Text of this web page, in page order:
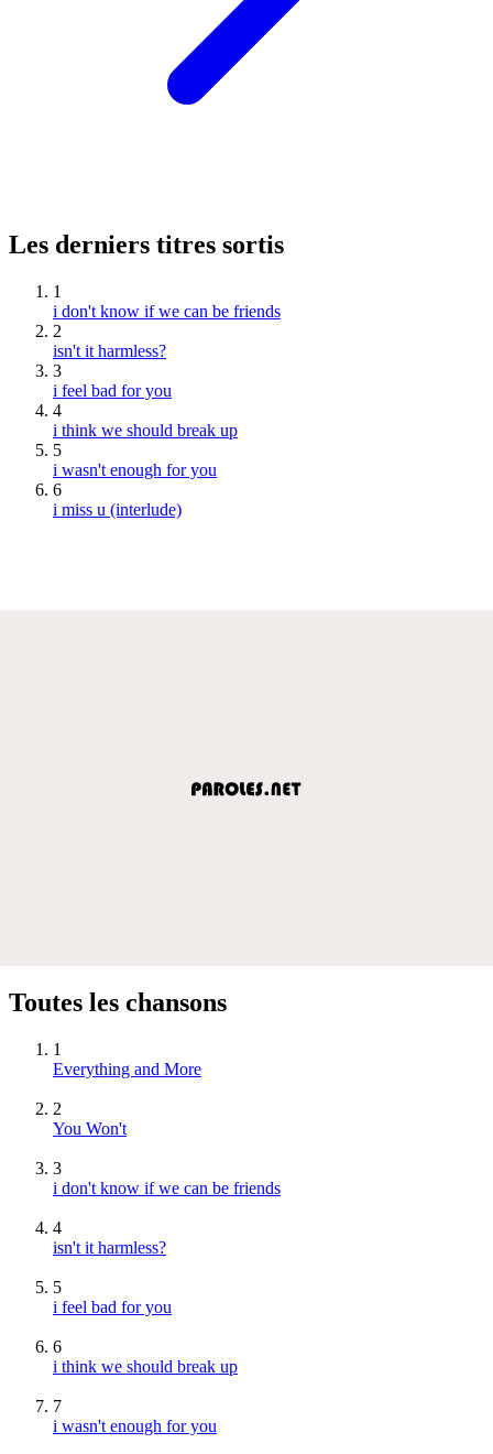
Les derniers titres sortis
1
i don't know if we can be friends
2
isn't it harmless?
3
i feel bad for you
4
i think we should break up
5
i wasn't enough for you
6
i miss u (interlude)
Toutes les chansons
1
Everything and More
2
You Won't
3
i don't know if we can be friends
4
isn't it harmless?
5
i feel bad for you
6
i think we should break up
7
i wasn't enough for you